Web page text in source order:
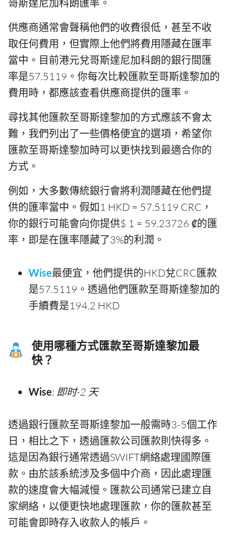
哥斯達尼加科朗匯率。
供應商通常會聲稱他們的收費很低，甚至不收
取任何費用，但實際上他們將費用隱藏在匯率
當中。目前港元兌哥斯達尼加科朗的銀行間匯
率是57.5119。你每次比較匯款至哥斯達黎加的
費用時，都應該查看供應商提供的匯率。
尋找其他匯款至哥斯達黎加的方式應該不會太
難，我們列出了一些價格便宜的選項，希望你
匯款至哥斯達黎加時可以更快找到最適合你的
方式。
例如，大多數傳統銀行會將利潤隱藏在他們提
供的匯率當中。假如1 HKD = 57.5119 CRC，
你的銀行可能會向你提供$ 1 = 59.23726 ₡的匯
率，即是在匯率隱藏了3%的利潤。
Wise最便宜，他們提供的HKD兌CRC匯款
是57.5119。透過他們匯款至哥斯達黎加的
手續費是194.2 HKD
使用哪種方式匯款至哥斯達黎加最
快？
Wise: 即时-2 天
透過銀行匯款至哥斯達黎加一般需時3-5個工作
日，相比之下，透過匯款公司匯款則快得多。
這是因為銀行通常透過SWIFT網絡處理國際匯
款。由於該系統涉及多個中介商，因此處理匯
款的速度會大幅減慢。匯款公司通常已建立自
家網絡，以便更快地處理匯款，你的匯款甚至
可能會即時存入收款人的帳戶。